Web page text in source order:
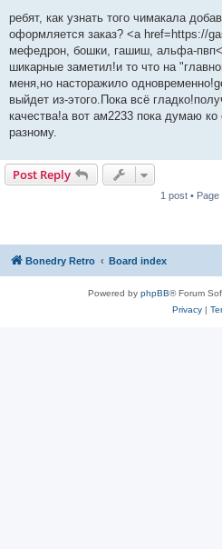
s
ребят, как узнать того чимакала
оформляется заказ? <a href=https://
мефедрон, бошки, гашиш, альфа-
шикарные заметил!и то что на
меня,но насторажило
выйдет из-этого.Пока всё
качества!а вот ам2233 пока думаю
разному.
Post Reply
1 post • Page
Bonedry Retro Board index
Powered by phpBB® Forum
Privacy|